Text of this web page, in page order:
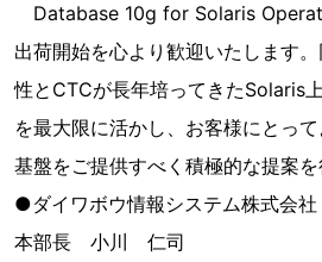
Database 10g for Solaris
出荷開始を心より歓迎いたします
性とCTCが長年培ってきたSolaris
を最大限に活かし、お客様にとっ
基盤をご提供すべく積極的な提案を
●ダイワボウ情報システム株式会
本部長 小川 仁司